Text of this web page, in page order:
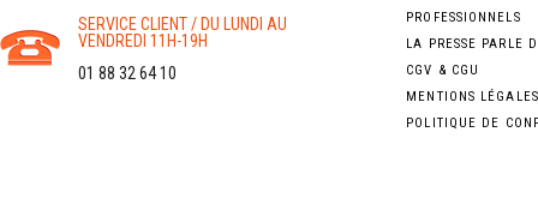
SERVICE CLIENT / DU LUNDI AU
VENDREDI 11H-19H
01 88 32 64 10
PROFESSIONNELS
LA PRESSE PARLE
CGV & CGU
MENTIONS LÉGALES
POLITIQUE DE